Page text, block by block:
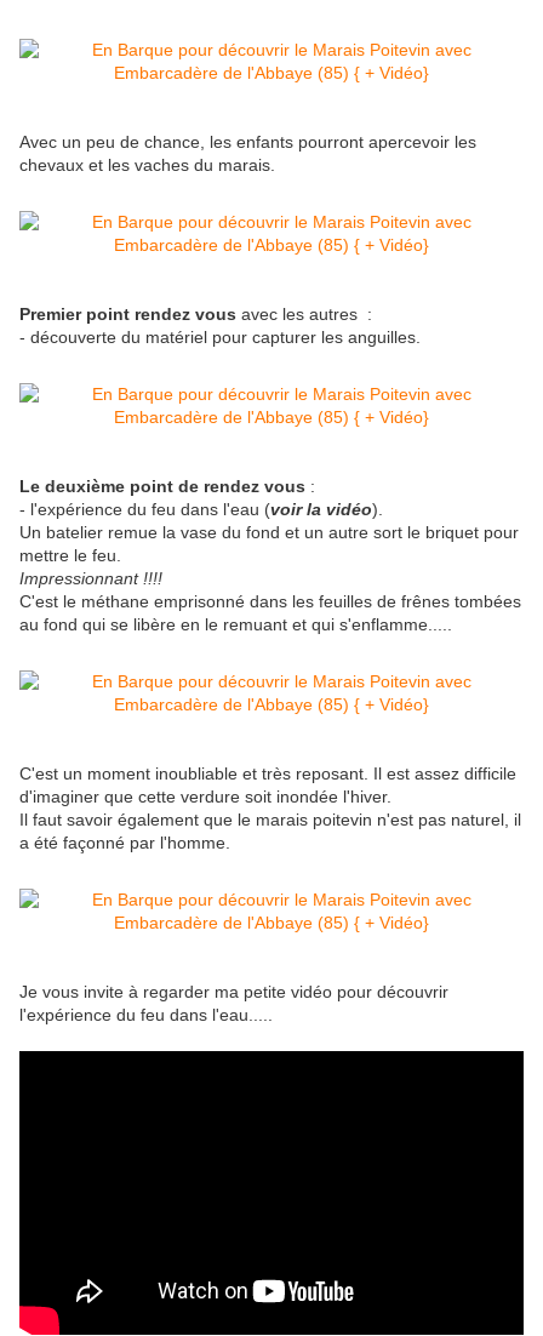
Avec un peu de chance, les enfants pourront apercevoir les
chevaux et les vaches du marais.
Premier point rendez vous avec les autres :
- découverte du matériel pour capturer les anguilles.
Le deuxième point de rendez vous :
- l'expérience du feu dans l'eau (voir la vidéo).
Un batelier remue la vase du fond et un autre sort le briquet pour
mettre le feu.
Impressionnant !!!!
C'est le méthane emprisonné dans les feuilles de frênes tombées
au fond qui se libère en le remuant et qui s'enflamme.....
C'est un moment inoubliable et très reposant. Il est assez difficile
d'imaginer que cette verdure soit inondée l'hiver.
Il faut savoir également que le marais poitevin n'est pas naturel, il
a été façonné par l'homme.
Je vous invite à regarder ma petite vidéo pour découvrir
l'expérience du feu dans l'eau.....